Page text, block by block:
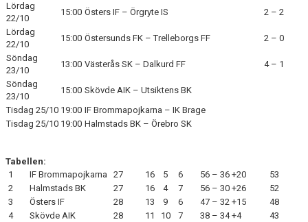
Lördag
22/10
15:00 Östers IF – Örgryte IS
2 – 2
Lördag
22/10
15:00 Östersunds FK – Trelleborgs FF
2 – 0
Söndag
23/10
13:00 Västerås SK – Dalkurd FF
4 – 1
Söndag
23/10
15:00 Skövde AIK – Utsiktens BK
Tisdag 25/10 19:00 IF Brommapojkarna – IK Brage
Tisdag 25/10 19:00 Halmstads BK – Örebro SK
Tabellen:
1
IF Brommapojkarna 27 16 5 6 56 – 36 +20
53
2
Halmstads BK 27 16 4 7 56 – 30 +26
52
3
Östers IF 28 13 9 6 47 – 32 +15
48
4
Skövde AIK 28 11 10 7 38 – 34 +4
43